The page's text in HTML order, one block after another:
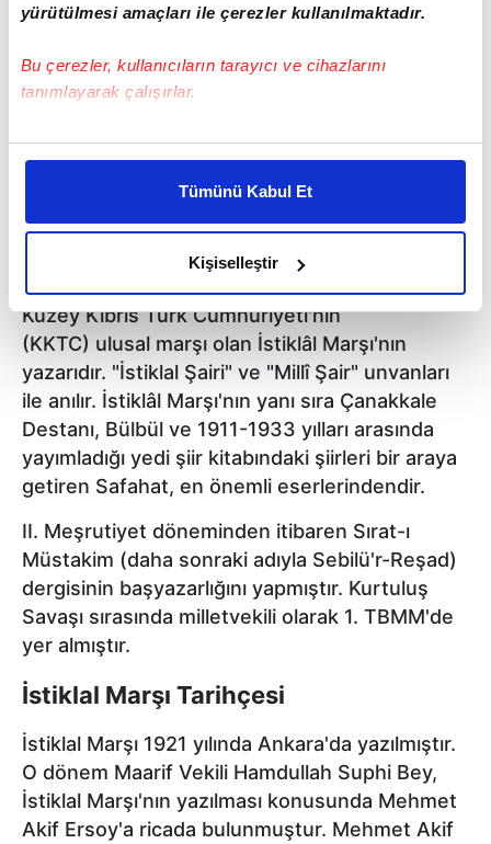
yürütülmesi amaçları ile çerezler kullanılmaktadır.
Bu çerezler, kullanıcıların tarayıcı ve cihazlarını
tanımlayarak çalışırlar.
Bu çerezlere izin vermeniz halinde sizlere özel
daha iyi reklam deneyimi yaşatabiliriz. Bunu yaparken
amacımızın size daha iyi bir reklam deneyimi sunmak
elimizden gelen çabayı gösterdiğimizi ve bu noktada,
kalemimiz olduğunu sizlere hatırlatmak isteriz.
Her halükârda, kullanıcılar, bu çerezlere izin vermedikleri
takdirde, kullanıcılara hedefli reklamlar
gösterilmeyecektir."
Sizlere daha iyi bir hizmet sunabilmek için İnternet
kullanılmaktadır. Bu çerezler vasıtasıyla çeşitli kişisel
verileriniz işlenmekte olup gerekli olan çerezler bilgi
toplumu hizmetlerinin sunulması amacıyla
kullanılmaktadır. Diğer çerezler, sitemizin daha işlevsel
kılınması ve kişiselleştirilmesi ve sizlere yönelik
sınırlı olarak açık rızanız dahilinde kullanılacaktır.
Çerezlere ilişkin tercihlerinizi aşağıda yer alan panel
vasıtasıyla belirleyebilirsiniz. Çerezlere ilişkin detaylı bilgi
için Ayarlar butonuna tıklayabilir,Çerez Bilgilendirme
Metnimiziziyaret edebilirsiniz.
Tümünü Kabul Et
Kişiselleştir
Mehmed Ragîf, daha sonra Mehmet Âkif Ersoy
(20 Aralık 1873, İstanbul - 27 Aralık 1936,
ve siyasetçidir.
Mehmet Âkif Ersoy, Türkiye Cumhuriyeti ve
Kuzey Kıbrıs Türk Cumhuriyeti'nin
(KKTC) ulusal marşı olan İstiklâl Marşı'nın
yazarıdır. "İstiklal Şairi" ve "Millî Şair" unvanları
ile anılır. İstiklâl Marşı'nın yanı sıra Çanakkale
Destanı, Bülbül ve 1911-1933 yılları arasında
yayımladığı yedi şiir kitabındaki şiirleri bir araya
getiren Safahat, en önemli eserlerindendir.
II. Meşrutiyet döneminden itibaren Sırat-ı
Müstakim (daha sonraki adıyla Sebilü'r-Reşad)
dergisinin başyazarlığını yapmıştır. Kurtuluş
Savaşı sırasında milletvekili olarak 1. TBMM'de
yer almıştır.
İstiklal Marşı Tarihçesi
İstiklal Marşı 1921 yılında Ankara'da yazılmıştır.
O dönem Maarif Vekili Hamdullah Suphi Bey,
İstiklal Marşı'nın yazılması konusunda Mehmet
Akif Ersoy'a ricada bulunmuştur. Mehmet Akif